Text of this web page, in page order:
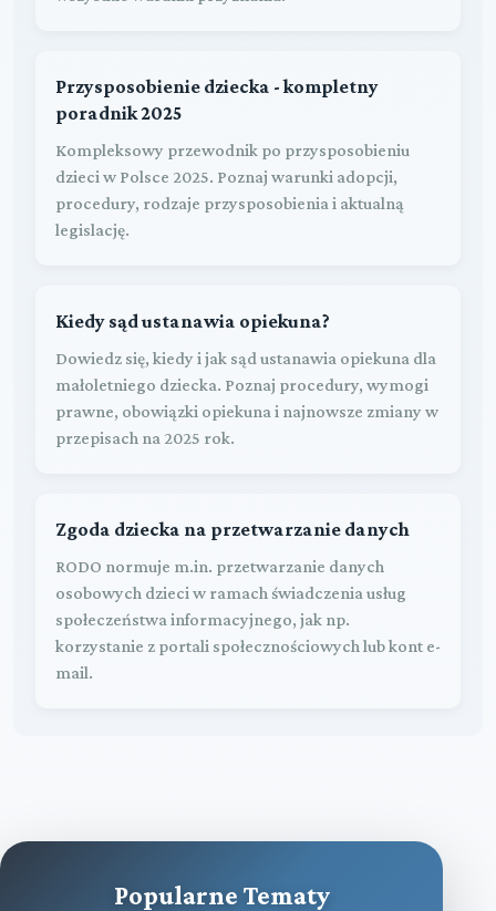
Przysposobienie dziecka - kompletny
poradnik 2025
Kompleksowy przewodnik po przysposobieniu
dzieci w Polsce 2025. Poznaj warunki adopcji,
procedury, rodzaje przysposobienia i aktualną
legislację.
Kiedy sąd ustanawia opiekuna?
Dowiedz się, kiedy i jak sąd ustanawia opiekuna dla
małoletniego dziecka. Poznaj procedury, wymogi
prawne, obowiązki opiekuna i najnowsze zmiany w
przepisach na 2025 rok.
Zgoda dziecka na przetwarzanie danych
RODO normuje m.in. przetwarzanie danych
osobowych dzieci w ramach świadczenia usług
społeczeństwa informacyjnego, jak np.
korzystanie z portali społecznościowych lub kont e-
mail.
Popularne Tematy